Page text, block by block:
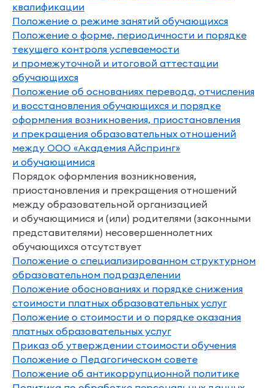
квалификации
Положение о режиме занятий обучающихся
Положение о форме, периодичности и порядке
текущего контроля успеваемости
и промежуточной и итоговой аттестации
обучающихся
Положение об основаниях перевода, отчисления
и восстановления обучающихся и порядке
оформления возникновения, приостановления
и прекращения образовательных отношений
между ООО «Академия Айспринг»
и обучающимися
Порядок оформления возникновения,
приостановления и прекращения отношений
между образовательной организацией
и обучающимися и (или) родителями (законными
представителями) несовершеннолетних
обучающихся отсутствует
Положение о специализированном структурном
образовательном подразделении
Положение обоснованиях и порядке снижения
стоимости платных образовательных услуг
Положение о стоимости и о порядке оказания
платных образовательных услуг
Приказ об утверждении стоимости обучения
Положение о Педагогическом совете
Положение об антикоррупционной политике